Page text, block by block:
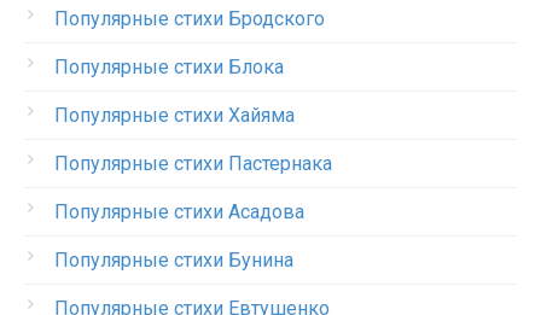
Популярные стихи Бродского
Популярные стихи Блока
Популярные стихи Хайяма
Популярные стихи Пастернака
Популярные стихи Асадова
Популярные стихи Бунина
Популярные стихи Евтушенко